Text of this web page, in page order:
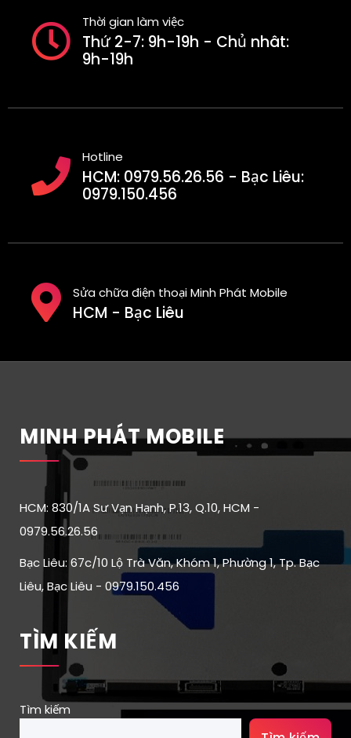
Thời gian làm việc
Thứ 2-7: 9h-19h - Chủ nhât:
9h-19h
Hotline
HCM: 0979.56.26.56 - Bạc Liêu:
0979.150.456
Sửa chữa điện thoại Minh Phát Mobile
HCM - Bạc Liêu
MINH PHÁT MOBILE
HCM: 830/1A Sư Vạn Hạnh, P.13, Q.10, HCM -
0979.56.26.56
Bạc Liêu: 67c/10 Lộ Trà Văn, Khóm 1, Phường 1, Tp. Bạc
Liêu, Bạc Liêu - 0979.150.456
TÌM KIẾM
Tìm kiếm